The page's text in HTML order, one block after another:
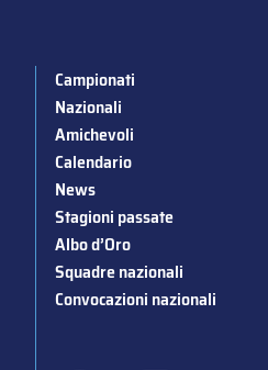
Campionati
Nazionali
Amichevoli
Calendario
News
Stagioni passate
Albo d’Oro
Squadre nazionali
Convocazioni nazionali